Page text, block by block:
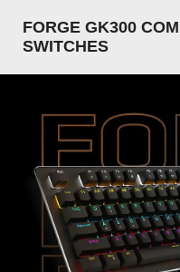
FORGE GK300
SWITCHES